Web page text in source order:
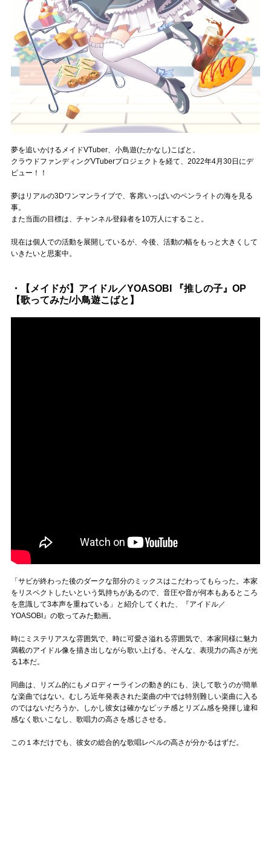
Follow us
Official SNS
夢を追いかけるメイドVTuber、小鳥遊(たかなし)こばと。
クラウドファンディングVTuberプロジェクトを経て、2022年4月30日にデ
ビュー！！
夢はリアルの3Dワンマンライブで、客席いっぱいのペンライトの海を見る
事。
また当面の目標は、チャンネル登録者を10万人にすること。
現在は個人での活動を展開しているが、今後、活動の幅をもっと大きくして
いきたいと思案中。
・【メイドが】アイドル／YOASOBI 『推しの子』OP
【歌ってみた/小鳥遊こばと】
「サビが終わった後のダークな部分のミックスはこだわってもらった。本家
をリスペクトしたいという気持ちがあるので、音圧や音が何本もあるところ
を意識して3本声を重ねている」と紹介してくれた、『アイドル／
YOASOBI』の歌ってみた動画。
時にミステリアスな雰囲気で、時に可愛さ溢れる雰囲気で、本家同様に魅力
満載のアイドル像を描き出しながら歌い上げる。そんな、表現力の高さが光
る1本だ。
同曲は、リズム的にもメロディーラインの動き的にも、決して歌うのが簡単
な楽曲ではない。むしろ近年発表された楽曲の中では特別難しい楽曲に入る
のではないだろうか。しかし彼女は確かなピッチ感とリズム感を発揮し違和
感なく歌いこなし、歌唱力の高さを感じさせる。
この１本だけでも、彼女の総合的な歌唱レベルの高さが分かるはずだ。